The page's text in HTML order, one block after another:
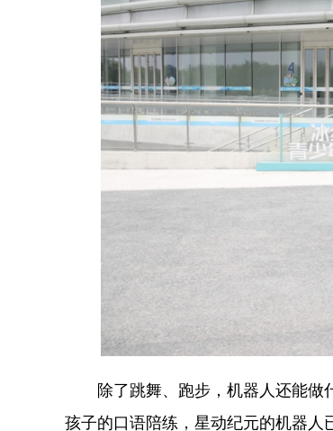
除了跳舞、跑步，机器人还能做
孩子的口语陪练，星动纪元的机器